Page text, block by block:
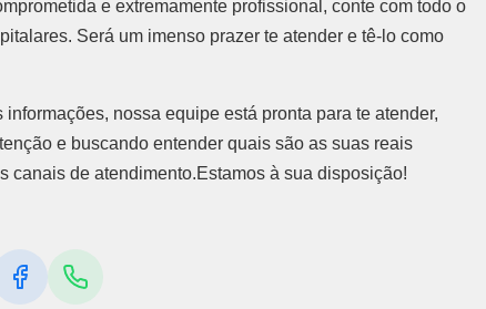
e extremamente profissional, conte com todo o
Será um imenso prazer te atender e tê-lo como
nossa equipe está pronta para te atender,
e buscando entender quais são as suas reais
canais de atendimento.Estamos à sua disposição!